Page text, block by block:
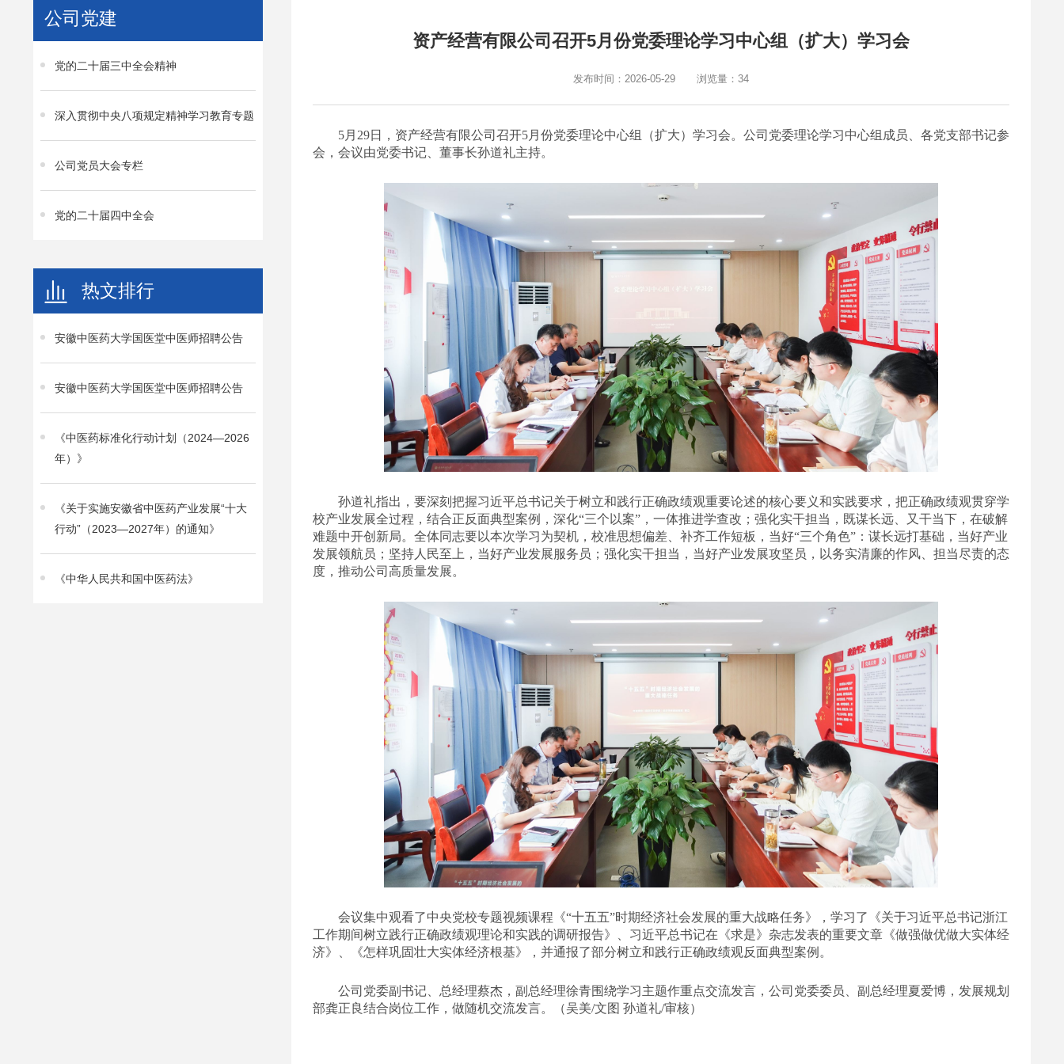
公司党建
党的二十届三中全会精神
深入贯彻中央八项规定精神学习教育专题
公司党员大会专栏
党的二十届四中全会
热文排行
安徽中医药大学国医堂中医师招聘公告
安徽中医药大学国医堂中医师招聘公告
《中医药标准化行动计划（2024—2026
年）》
《关于实施安徽省中医药产业发展“十大
行动”（2023—2027年）的通知》
《中华人民共和国中医药法》
资产经营有限公司召开5月份党委理论学习中心组（扩大）学习会
发布时间：2026-05-29 浏览量： 34
5月29日，资产经营有限公司召开5月份党委理论中心组（扩大）学习会。公司党委理论学习中心组成员、各党支部书记参
会，会议由党委书记、董事长孙道礼主持。
孙道礼指出，要深刻把握习近平总书记关于树立和践行正确政绩观重要论述的核心要义和实践要求，把正确政绩观贯穿学
校产业发展全过程，结合正反面典型案例，深化“三个以案”，一体推进学查改；强化实干担当，既谋长远、又干当下，在破解
难题中开创新局。全体同志要以本次学习为契机，校准思想偏差、补齐工作短板，当好“三个角色”：谋长远打基础，当好产业
发展领航员；坚持人民至上，当好产业发展服务员；强化实干担当，当好产业发展攻坚员，以务实清廉的作风、担当尽责的态
度，推动公司高质量发展。
会议集中观看了中央党校专题视频课程《“十五五”时期经济社会发展的重大战略任务》，学习了《关于习近平总书记浙江
工作期间树立践行正确政绩观理论和实践的调研报告》、习近平总书记在《求是》杂志发表的重要文章《做强做优做大实体经
济》、《怎样巩固壮大实体经济根基》，并通报了部分树立和践行正确政绩观反面典型案例。
公司党委副书记、总经理蔡杰，副总经理徐青围绕学习主题作重点交流发言，公司党委委员、副总经理夏爱博，发展规划
部龚正良结合岗位工作，做随机交流发言。（吴美/文图 孙道礼/审核）